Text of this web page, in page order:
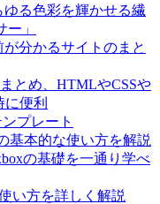
る色彩を輝かせる繊
」
分かるサイトのまと
とめ、HTMLやCSSや
に便利
プレート
基本的な使い方を解説
の基礎を一通り学べ
い方を詳しく解説